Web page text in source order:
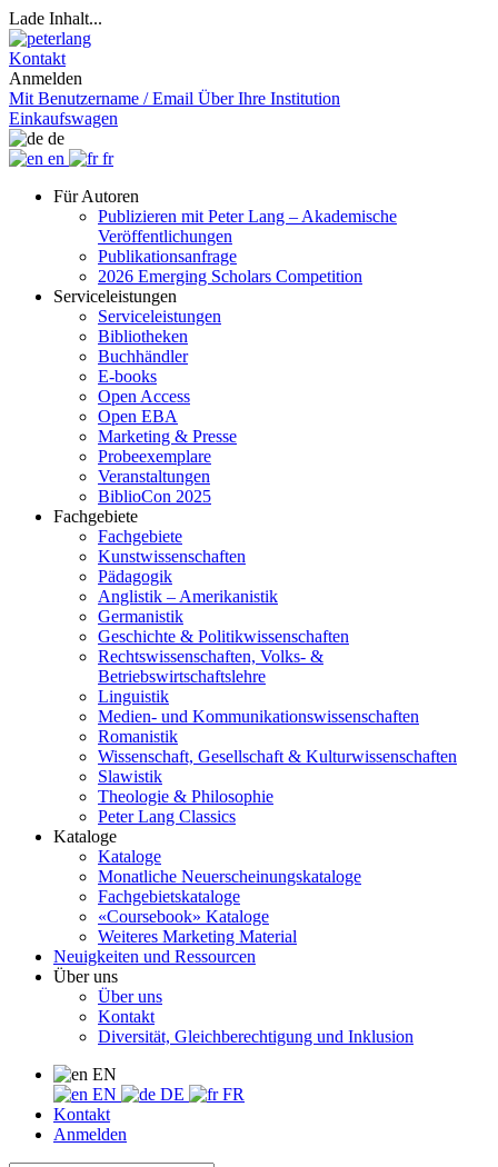
Lade Inhalt...
Kontakt
Anmelden
Mit Benutzername / Email Über Ihre Institution
Einkaufswagen
de
en
fr
Für Autoren
Publizieren mit Peter Lang – Akademische
Veröffentlichungen
Publikationsanfrage
2026 Emerging Scholars Competition
Serviceleistungen
Serviceleistungen
Bibliotheken
Buchhändler
E-books
Open Access
Open EBA
Marketing & Presse
Probeexemplare
Veranstaltungen
BiblioCon 2025
Fachgebiete
Fachgebiete
Kunstwissenschaften
Pädagogik
Anglistik – Amerikanistik
Germanistik
Geschichte & Politikwissenschaften
Rechtswissenschaften, Volks- &
Betriebswirtschaftslehre
Linguistik
Medien- und Kommunikationswissenschaften
Romanistik
Wissenschaft, Gesellschaft & Kulturwissenschaften
Slawistik
Theologie & Philosophie
Peter Lang Classics
Kataloge
Kataloge
Monatliche Neuerscheinungskataloge
Fachgebietskataloge
«Coursebook» Kataloge
Weiteres Marketing Material
Neuigkeiten und Ressourcen
Über uns
Über uns
Kontakt
Diversität, Gleichberechtigung und Inklusion
EN
EN
DE
FR
Kontakt
Anmelden